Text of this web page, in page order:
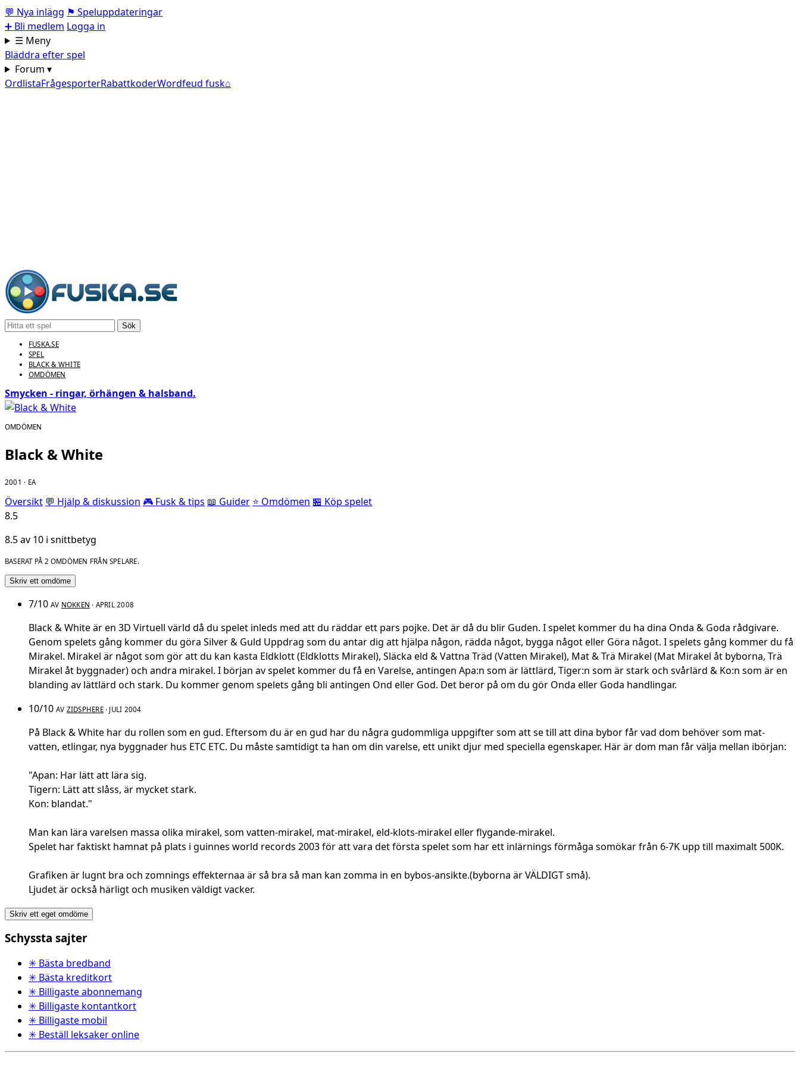
💬 Nya inlägg ⚑ Speluppdateringar
➕ Bli medlem Logga in
☰ Meny
Bläddra efter spel
Forum ▾
OrdlistaFrågesporterRabattkoderWordfeud fusk⌂
Sök
FUSKA.SE
SPEL
BLACK & WHITE
OMDÖMEN
Smycken - ringar, örhängen & halsband.
OMDÖMEN
Black & White
2001 · EA
Översikt 💬 Hjälp & diskussion 🎮 Fusk & tips 📖 Guider ⭐ Omdömen 🏪 Köp spelet
8.5
8.5 av 10 i snittbetyg
BASERAT PÅ 2 OMDÖMEN FRÅN SPELARE.
Skriv ett omdöme
7/10 AV NOKKEN · APRIL 2008
Black & White är en 3D Virtuell värld då du spelet inleds med att du räddar ett pars pojke. Det är då du blir Guden. I spelet kommer du ha dina Onda & Goda rådgivare.
Genom spelets gång kommer du göra Silver & Guld Uppdrag som du antar dig att hjälpa någon, rädda något, bygga något eller Göra något. I spelets gång kommer du få
Mirakel. Mirakel är något som gör att du kan kasta Eldklott (Eldklotts Mirakel), Släcka eld & Vattna Träd (Vatten Mirakel), Mat & Trä Mirakel (Mat Mirakel åt byborna, Trä
Mirakel åt byggnader) och andra mirakel. I början av spelet kommer du få en Varelse, antingen Apa:n som är lättlärd, Tiger:n som är stark och svårlärd & Ko:n som är en
blanding av lättlärd och stark. Du kommer genom spelets gång bli antingen Ond eller God. Det beror på om du gör Onda eller Goda handlingar.
10/10 AV ZIDSPHERE· JULI 2004
På Black & White har du rollen som en gud. Eftersom du är en gud har du några gudommliga uppgifter som att se till att dina bybor får vad dom behöver som mat-
vatten, etlingar, nya byggnader hus ETC ETC. Du måste samtidigt ta han om din varelse, ett unikt djur med speciella egenskaper. Här är dom man får välja mellan ibörjan:
"Apan: Har lätt att lära sig.
Tigern: Lätt att slåss, är mycket stark.
Kon: blandat."
Man kan lära varelsen massa olika mirakel, som vatten-mirakel, mat-mirakel, eld-klots-mirakel eller flygande-mirakel.
Spelet har faktiskt hamnat på plats i guinnes world records 2003 för att vara det första spelet som har ett inlärnings förmåga somökar från 6-7K upp till maximalt 500K.
Grafiken är lugnt bra och zomnings effekternaa är så bra så man kan zomma in en bybos-ansikte.(byborna är VÄLDIGT små).
Ljudet är också härligt och musiken väldigt vacker.
Skriv ett eget omdöme
Schyssta sajter
✳ Bästa bredband
✳ Bästa kreditkort
✳ Billigaste abonnemang
✳ Billigaste kontantkort
✳ Billigaste mobil
✳ Beställ leksaker online